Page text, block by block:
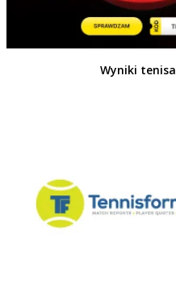
Wyniki tenisa